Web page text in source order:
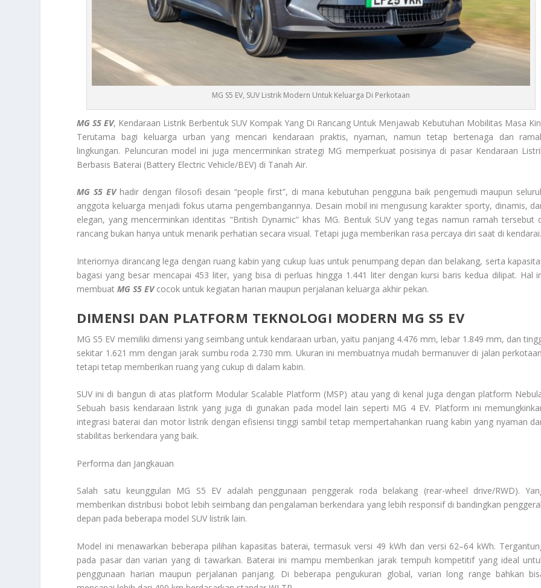
MG S5 EV, SUV Listrik Modern Untuk Keluarga Di Perkotaan
MG S5 EV, Kendaraan Listrik Berbentuk SUV Kompak Yang Di Rancang Untuk Menjawab Kebutuhan Mobilitas Masa
Terutama bagi keluarga urban yang mencari kendaraan praktis, nyaman, namun tetap bertenaga dan
lingkungan. Peluncuran model ini juga mencerminkan strategi MG memperkuat posisinya di pasar Kendaraan
Berbasis Baterai (Battery Electric Vehicle/BEV) di Tanah Air.
MG S5 EVhadir dengan filosofi desain “people first”, di mana kebutuhan pengguna baik pengemudi maupun
anggota keluarga menjadi fokus utama pengembangannya. Desain mobil ini mengusung karakter sporty, dinamis,
elegan, yang mencerminkan identitas “British Dynamic” khas MG. Bentuk SUV yang tegas namun ramah tersebut
rancang bukan hanya untuk menarik perhatian secara visual. Tetapi juga memberikan rasa percaya diri saat di kendarai.
Interiornya dirancang lega dengan ruang kabin yang cukup luas untuk penumpang depan dan belakang, serta
bagasi yang besar mencapai 453 liter, yang bisa di perluas hingga 1.441 liter dengan kursi baris kedua dilipat. Hal
membuatMG S5 EVcocok untuk kegiatan harian maupun perjalanan keluarga akhir pekan.
DIMENSI DAN PLATFORM TEKNOLOGI MODERN MG S5 EV
MG S5 EV memiliki dimensi yang seimbang untuk kendaraan urban, yaitu panjang 4.476 mm, lebar 1.849 mm, dan
sekitar 1.621 mm dengan jarak sumbu roda 2.730 mm. Ukuran ini membuatnya mudah bermanuver di jalan
tetapi tetap memberikan ruang yang cukup di dalam kabin.
SUV ini di bangun di atas platform Modular Scalable Platform (MSP) atau yang di kenal juga dengan platform
Sebuah basis kendaraan listrik yang juga di gunakan pada model lain seperti MG 4 EV. Platform ini
integrasi baterai dan motor listrik dengan efisiensi tinggi sambil tetap mempertahankan ruang kabin yang nyaman
stabilitas berkendara yang baik.
Performa dan Jangkauan
Salah satu keunggulan MG S5 EV adalah penggunaan penggerak roda belakang (rear-wheel drive/RWD).
memberikan distribusi bobot lebih seimbang dan pengalaman berkendara yang lebih responsif di bandingkan
depan pada beberapa model SUV listrik lain.
Model ini menawarkan beberapa pilihan kapasitas baterai, termasuk versi 49 kWh dan versi 62–64 kWh.
pada pasar dan varian yang di tawarkan. Baterai ini mampu memberikan jarak tempuh kompetitif yang ideal
penggunaan harian maupun perjalanan panjang. Di beberapa pengukuran global, varian long range bahkan